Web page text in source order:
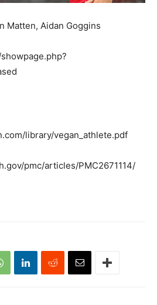
Matten, Aidan Goggins
library/vegan_athlete.pdf
pmc/articles/PMC2671114/